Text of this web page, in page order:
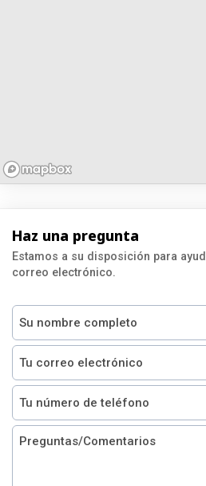
Haz una pregunta
Estamos a su disposición para
correo electrónico.